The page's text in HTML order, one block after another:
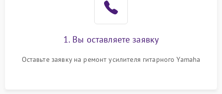
1. Вы оставляете заявку
Оставьте заявку на ремонт усилителя гитарного Yamaha